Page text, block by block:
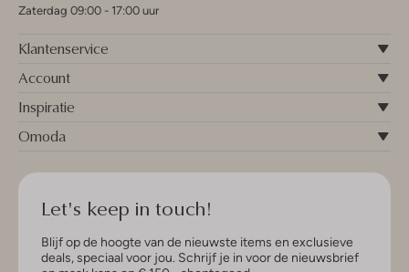
Zaterdag 09:00 - 17:00 uur
Klantenservice
Account
Inspiratie
Omoda
Let's keep in touch!
Blijf op de hoogte van de nieuwste items en exclusieve
deals, speciaal voor jou. Schrijf je in voor de nieuwsbrief